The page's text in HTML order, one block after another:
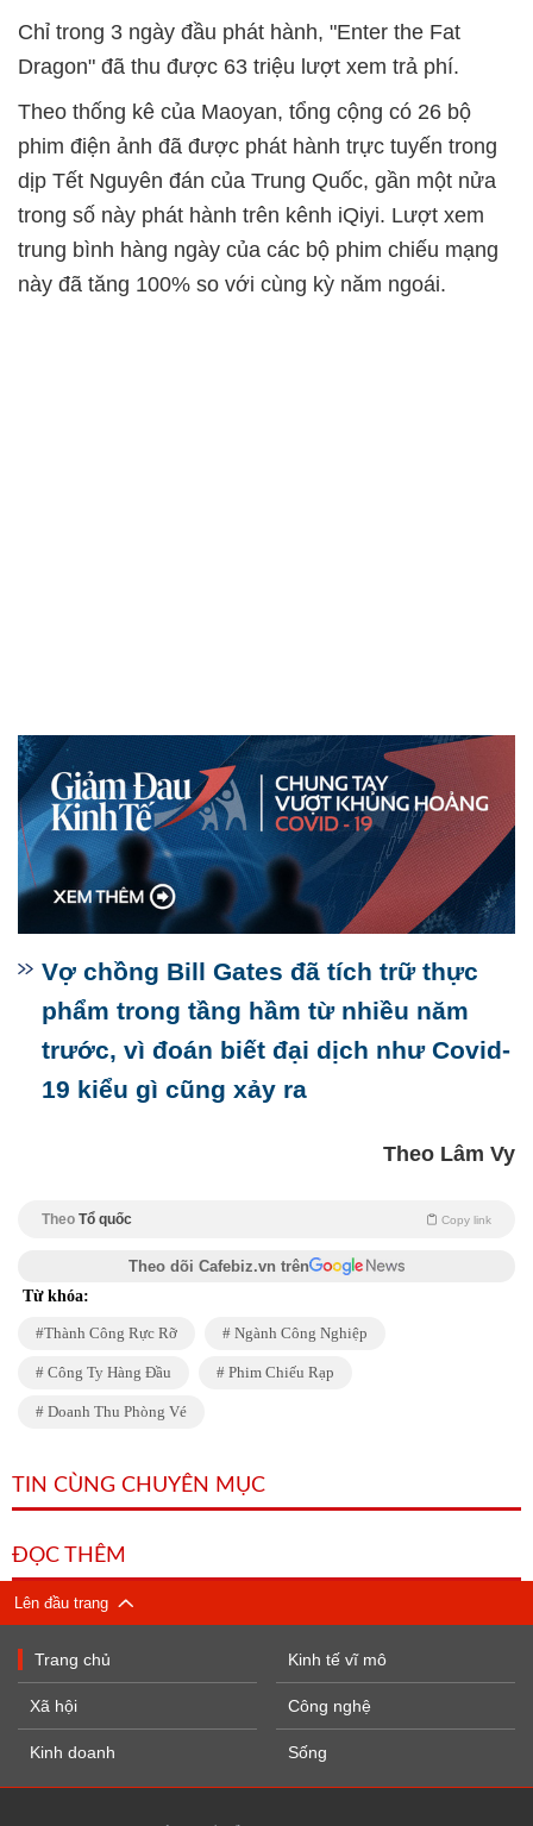
Chỉ trong 3 ngày đầu phát hành, "Enter the Fat
Dragon" đã thu được 63 triệu lượt xem trả phí.
Theo thống kê của Maoyan, tổng cộng có 26 bộ
phim điện ảnh đã được phát hành trực tuyến trong
dịp Tết Nguyên đán của Trung Quốc, gần một nửa
trong số này phát hành trên kênh iQiyi. Lượt xem
trung bình hàng ngày của các bộ phim chiếu mạng
này đã tăng 100% so với cùng kỳ năm ngoái.
Vợ chồng Bill Gates đã tích trữ thực
phẩm trong tầng hầm từ nhiều năm
trước, vì đoán biết đại dịch như Covid-
19 kiểu gì cũng xảy ra
Theo Lâm Vy
Theo Tổ quốc Copy link
Theo dõi Cafebiz.vn trên
Từ khóa:
Thành Công Rực Rỡ Ngành Công Nghiệp
Công Ty Hàng Đầu Phim Chiếu Rạp
Doanh Thu Phòng Vé
TIN CÙNG CHUYÊN MỤC
ĐỌC THÊM
Lên đầu trang
Trang chủ
Xã hội
Kinh doanh
Kinh tế vĩ mô
Công nghệ
Sống